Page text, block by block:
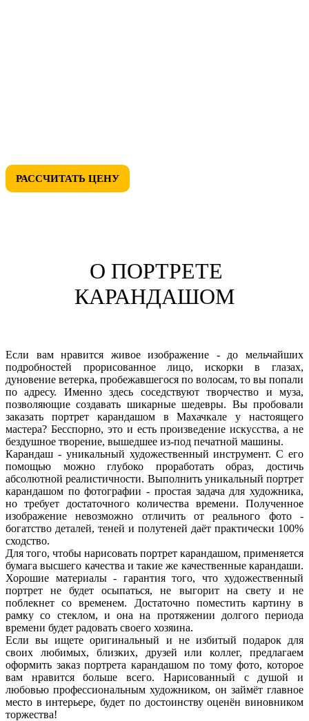
РАССЧИТАТЬ ЦЕНУ
О ПОРТРЕТЕ
КАРАНДАШОМ
Если вам нравится живое изображение - до мельчайших
подробностей прорисованное лицо, искорки в глазах,
дуновение ветерка, пробежавшегося по волосам, то вы попали
по адресу. Именно здесь соседствуют творчество и муза,
позволяющие создавать шикарные шедевры. Вы пробовали
заказать портрет карандашом в Махачкале у настоящего
мастера? Бесспорно, это и есть произведение искусства, а не
бездушное творение, вышедшее из-под печатной машины.
Карандаш - уникальный художественный инструмент. С его
помощью можно глубоко проработать образ, достичь
абсолютной реалистичности. Выполнить уникальный портрет
карандашом по фотографии - простая задача для художника,
но требует достаточного количества времени. Полученное
изображение невозможно отличить от реального фото -
богатство деталей, теней и полутеней даёт практически 100%
сходство.
Для того, чтобы нарисовать портрет карандашом, применяется
бумага высшего качества и такие же качественные карандаши.
Хорошие материалы - гарантия того, что художественный
портрет не будет осыпаться, не выгорит на свету и не
поблекнет со временем. Достаточно поместить картину в
рамку со стеклом, и она на протяжении долгого периода
времени будет радовать своего хозяина.
Если вы ищете оригинальный и не избитый подарок для
своих любимых, близких, друзей или коллег, предлагаем
оформить заказ портрета карандашом по тому фото, которое
вам нравится больше всего. Нарисованный с душой и
любовью профессиональным художником, он займёт главное
место в интерьере, будет по достоинству оценён виновником
торжества!